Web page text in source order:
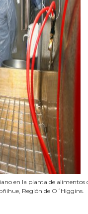
en la planta de alimentos
Región de O´Higgins.